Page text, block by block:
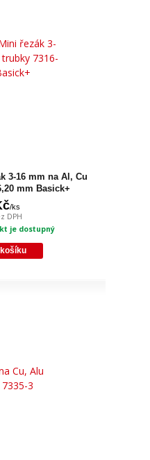
3-16 mm na Al, Cu
mm Basick+
/ks
DPH
je dostupný